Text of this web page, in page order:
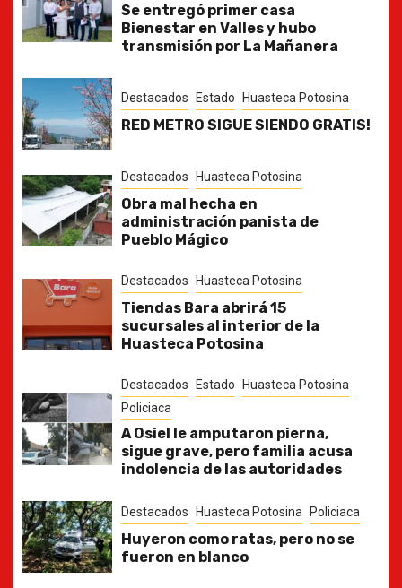
Se entregó primer casa
Bienestar en Valles y hubo
transmisión por La Mañanera
Destacados Estado Huasteca Potosina
RED METRO SIGUE SIENDO GRATIS!
Destacados Huasteca Potosina
Obra mal hecha en
administración panista de
Pueblo Mágico
Destacados Huasteca Potosina
Tiendas Bara abrirá 15
sucursales al interior de la
Huasteca Potosina
Destacados Estado
Huasteca Potosina
Policiaca
A Osiel le amputaron pierna,
sigue grave, pero familia acusa
indolencia de las autoridades
Destacados Huasteca Potosina Policiaca
Huyeron como ratas, pero no se
fueron en blanco